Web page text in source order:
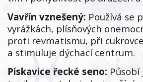
Vavřín vznešený: Používá se
vyrážkách, plísňových
proti revmatismu, při
a stimuluje dýchací centrum.
Pískavice řecké seno: